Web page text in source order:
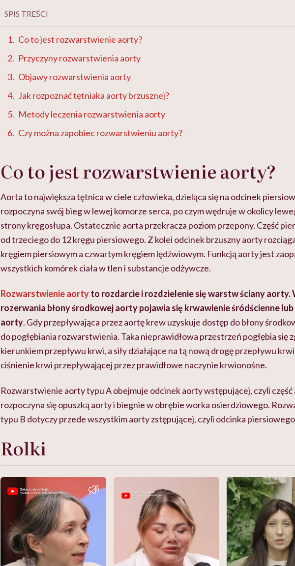
SPIS TREŚCI
Co to jest rozwarstwienie aorty?
Przyczyny rozwarstwienia aorty
Objawy rozwarstwienia aorty
Jak rozpoznać tętniaka aorty brzusznej?
Metody leczenia rozwarstwienia aorty
Czy można zapobiec rozwarstwieniu aorty?
Co to jest rozwarstwienie aorty?
Aorta to największa tętnica w ciele człowieka, dzieląca się na odcinek
rozpoczyna swój bieg w lewej komorze serca, po czym wędruje w okolicy
strony kręgosłupa. Ostatecznie aorta przekracza poziom przepony. Część
od trzeciego do 12 kręgu piersiowego. Z kolei odcinek brzuszny aorty
kręgiem piersiowym a czwartym kręgiem lędźwiowym. Funkcją aorty jest
wszystkich komórek ciała w tlen i substancje odżywcze.
Rozwarstwienie aortyto rozdarcie i rozdzielenie się warstw ściany aorty.
rozerwania błony środkowej aorty pojawia się krwawienie śródścienne lub
aorty. Gdy przepływająca przez aortę krew uzyskuje dostęp do błony
do pogłębiania rozwarstwienia. Taka nieprawidłowa przestrzeń pogłębia się
kierunkiem przepływu krwi, a siły działające na tą nową drogę przepływu
ciśnienie krwi przepływającej przez prawidłowe naczynie krwionośne.
Rozwarstwienie aorty typu A obejmuje odcinek aorty wstępującej, czyli
rozpoczyna się opuszką aorty i biegnie w obrębie worka osierdziowego.
typu B dotyczy przede wszystkim aorty zstępującej, czyli odcinka
Rolki